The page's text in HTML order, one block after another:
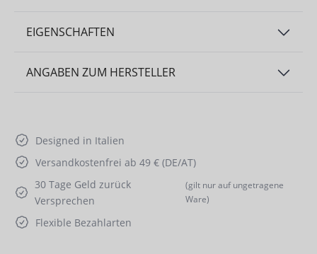
EIGENSCHAFTEN
ANGABEN ZUM HERSTELLER
Designed in Italien
Versandkostenfrei ab 49 € (DE/AT)
30 Tage Geld zurück
Versprechen
(gilt nur auf ungetragene
Ware)
Flexible Bezahlarten